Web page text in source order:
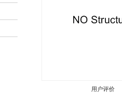
用户评价